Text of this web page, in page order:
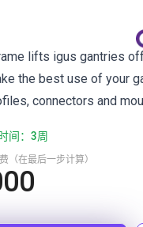
lifts igus gantries
the best use of your
connectors and
间：3周
（在最后一步计算）